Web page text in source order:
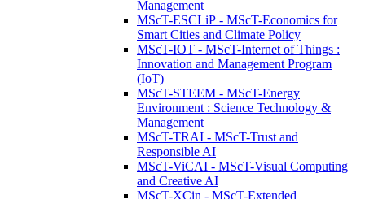
Management
MScT-ESCLiP - MScT-Economics for
Smart Cities and Climate Policy
MScT-IOT - MScT-Internet of Things :
Innovation and Management Program
(IoT)
MScT-STEEM - MScT-Energy
Environment : Science Technology &
Management
MScT-TRAI - MScT-Trust and
Responsible AI
MScT-ViCAI - MScT-Visual Computing
and Creative AI
MScT-XCin - MScT-Extended